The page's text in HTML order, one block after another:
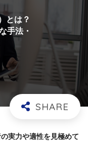
とは？
手法・
実力や適性を見極めて